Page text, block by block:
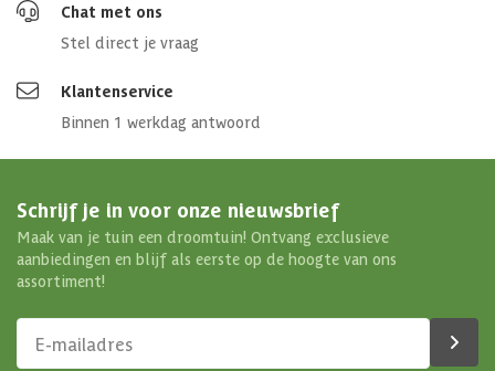
Chat met ons
Stel direct je vraag
Klantenservice
Binnen 1 werkdag antwoord
Schrijf je in voor onze nieuwsbrief
Maak van je tuin een droomtuin! Ontvang exclusieve
aanbiedingen en blijf als eerste op de hoogte van ons
assortiment!